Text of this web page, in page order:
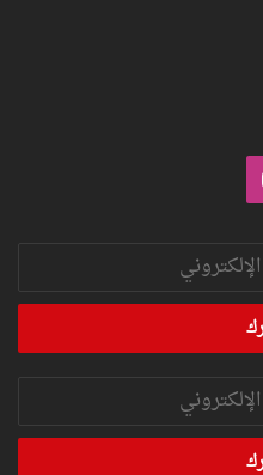
انستقرام